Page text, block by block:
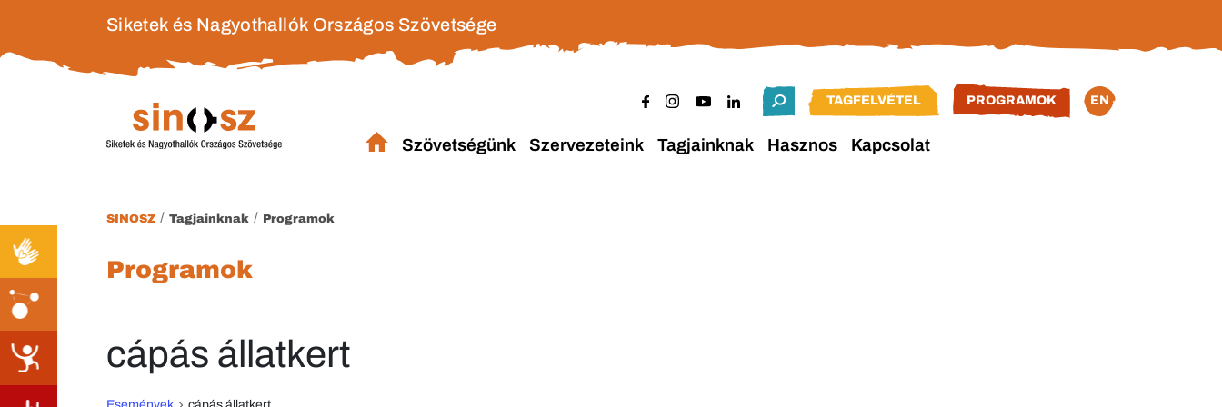
Siketek és Nagyothallók Országos Szövetsége
TAGFELVÉTEL PROGRAMOK EN
Szövetségünk Szervezeteink Tagjainknak Hasznos Kapcsolat
SINOSZ / Tagjainknak / Programok
Programok
cápás állatkert